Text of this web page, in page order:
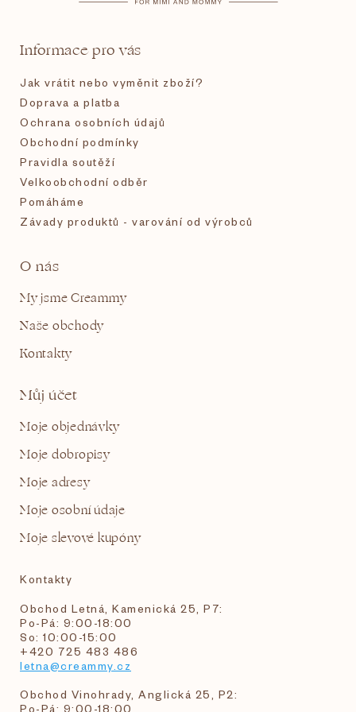
Informace pro vás
Jak vrátit nebo vyměnit zboží?
Doprava a platba
Ochrana osobních údajů
Obchodní podmínky
Pravidla soutěží
Velkoobchodní odběr
Pomáháme
Závady produktů - varování od výrobců
O nás
My jsme Creammy
Naše obchody
Kontakty
Můj účet
Moje objednávky
Moje dobropisy
Moje adresy
Moje osobní údaje
Moje slevové kupóny
Kontakty
Obchod Letná, Kamenická 25, P7:
Po-Pá: 9:00-18:00
So: 10:00-15:00
+420 725 483 486
letna@creammy.cz
Obchod Vinohrady, Anglická 25, P2:
Po-Pá: 9:00-18:00